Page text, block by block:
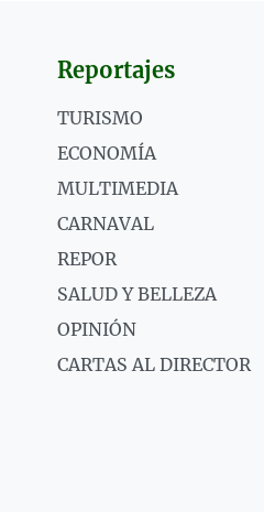
Reportajes
TURISMO
ECONOMÍA
MULTIMEDIA
CARNAVAL
REPOR
SALUD Y BELLEZA
OPINIÓN
CARTAS AL DIRECTOR